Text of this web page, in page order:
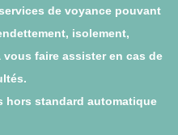
de voyance pouvant
isolement,
vous faire assister en cas de
hors standard automatique